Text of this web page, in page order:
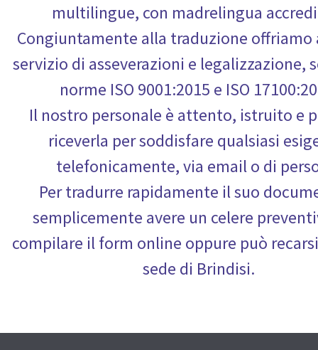
multilingue, con madrelingua
Congiuntamente alla traduzione offriamo
servizio di asseverazioni e legalizzazione,
norme ISO 9001:2015 e ISO
Il nostro personale è attento, istruito e
riceverla per soddisfare qualsiasi
telefonicamente, via email o di
Per tradurre rapidamente il suo
semplicemente avere un celere
compilare il form online oppure può
sede di Brindisi.